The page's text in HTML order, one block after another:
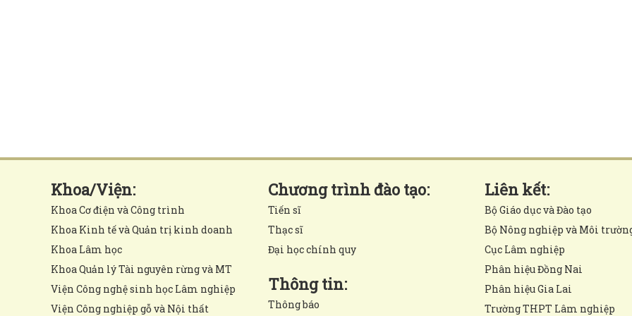
Khoa/Viện:
Khoa Cơ điện và Công trình
Khoa Kinh tế và Quản trị kinh doanh
Khoa Lâm học
Khoa Quản lý Tài nguyên rừng và MT
Viện Công nghệ sinh học Lâm nghiệp
Viện Công nghiệp gỗ và Nội thất
Chương trình đào tạo:
Tiến sĩ
Thạc sĩ
Đại học chính quy
Thông tin:
Thông báo
Liên kết:
Bộ Giáo dục và Đào tạo
Bộ Nông nghiệp và Môi
Cục Lâm nghiệp
Phân hiệu Đồng Nai
Phân hiệu Gia Lai
Trường THPT Lâm nghiệp